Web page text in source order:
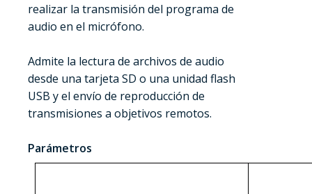
realizar la transmisión del programa de
audio en el micrófono.
Admite la lectura de archivos de audio
desde una tarjeta SD o una unidad flash
USB y el envío de reproducción de
transmisiones a objetivos remotos.
Parámetros